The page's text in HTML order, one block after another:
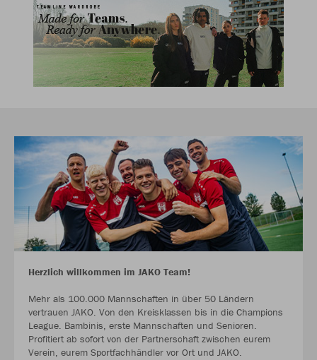
Herzlich willkommen im JAKO Team!
Mehr als 100.000 Mannschaften in über 50 Ländern
vertrauen JAKO. Von den Kreisklassen bis in die Champions
League. Bambinis, erste Mannschaften und Senioren.
Profitiert ab sofort von der Partnerschaft zwischen eurem
Verein, eurem Sportfachhändler vor Ort und JAKO.